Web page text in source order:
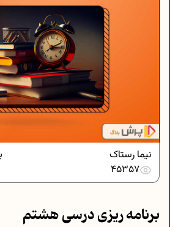
نیما رستاک
45357
برنامه‌ ریزی درسی هشتم